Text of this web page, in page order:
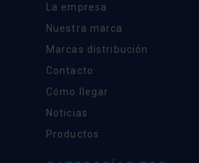
La empresa
Nuestra marca
Marcas distribución
Contacto
Cómo llegar
Noticias
Productos